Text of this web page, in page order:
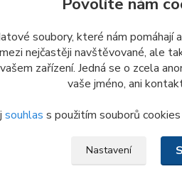
zda moje
nedávno aktualizovali Windows 10
10 některé aplikace nemají
a povolte zařízení
se spustí a upozorní vás, že jste
soubory, které nám
nejčastěji navštěvované, ale
zařízení. Jedná se o zcela
vaše jméno, ani
souhlas s použitím souborů
Nastavení